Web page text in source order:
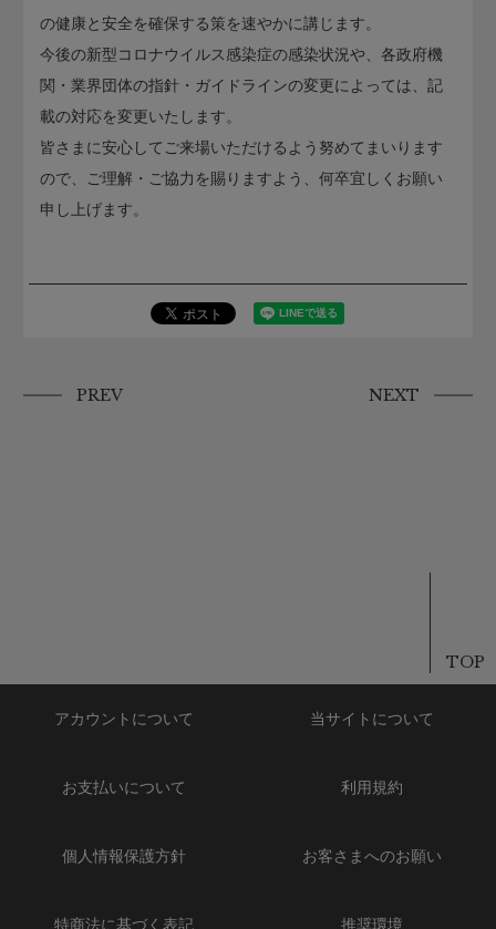
の健康と安全を確保する策を速やかに講じます。
今後の新型コロナウイルス感染症の感染状況や、各政府機
関・業界団体の指針・ガイドラインの変更によっては、記
載の対応を変更いたします。
皆さまに安心してご来場いただけるよう努めてまいります
ので、ご理解・ご協力を賜りますよう、何卒宜しくお願い
申し上げます。
NEXT
PREV
TOP
アカウントについて 当サイトについて
お支払いについて 利用規約
個人情報保護方針 お客さまへのお願い
特商法に基づく表記 推奨環境